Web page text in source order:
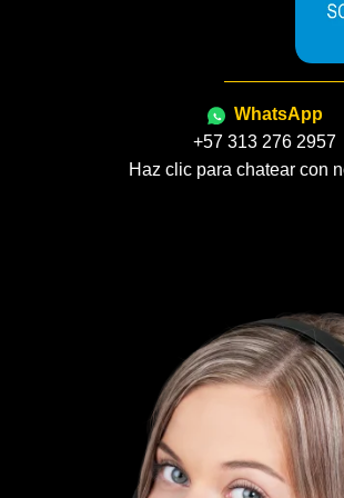
WhatsApp
+57 313 276 2957
Haz clic para chatear con